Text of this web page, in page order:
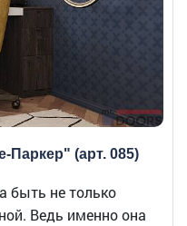
Паркер" (арт. 085)
быть не только
Ведь именно она